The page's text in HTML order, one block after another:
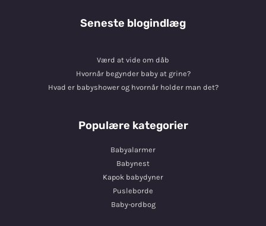
Seneste blogindlæg
Værd at vide om dåb
Hvornår begynder baby at grine?
Hvad er babyshower og hvornår holder man det?
Populære kategorier
Babyalarmer
Babynest
Kapok babydyner
Pusleborde
Baby-ordbog